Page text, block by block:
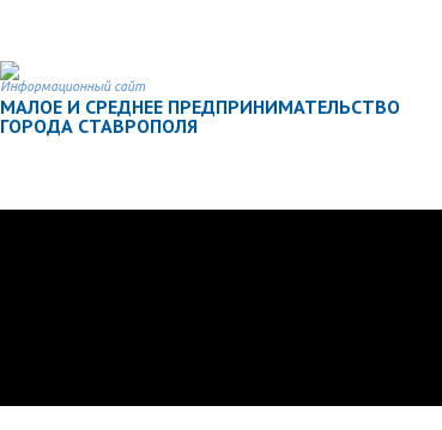
Информационный сайт
МАЛОЕ И СРЕДНЕЕ ПРЕДПРИНИМАТЕЛЬСТВО
ГОРОДА СТАВРОПОЛЯ